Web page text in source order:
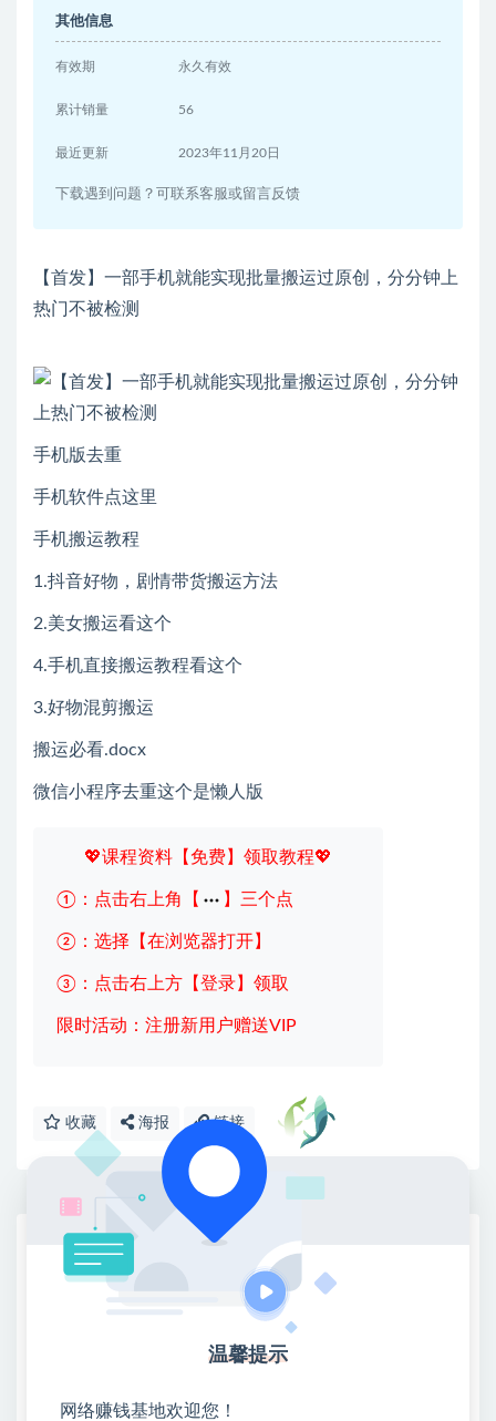
其他信息
有效期 永久有效
累计销量 56
最近更新 2023年11月20日
下载遇到问题？可联系客服或留言反馈
【首发】一部手机就能实现批量搬运过原创，分分钟上
热门不被检测
手机版去重
手机软件点这里
手机搬运教程
1.抖音好物，剧情带货搬运方法
2.美女搬运看这个
4.手机直接搬运教程看这个
3.好物混剪搬运
搬运必看.docx
微信小程序去重这个是懒人版
💖课程资料【免费】领取教程💖
①：点击右上角【 】三个点
②：选择【在浏览器打开】
③：点击右上方【登录】领取
限时活动：注册新用户赠送VIP
收藏 海报 链接
网赚基地简介
站长微信：无
❤本站：本站整合多方资源站，主要面向互联网创业
类&副业类，资源丰富 物超所值。
❤能助您：找项目 + 低成本创业 + 减少信息差 + 见识
温馨提示
网络赚钱基地欢迎您！